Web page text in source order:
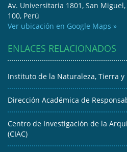
Av. Universitaria 1801, San
100, Perú
Ver ubicación en Google Maps »
ENLACES RELACIONADOS
Instituto de la Naturaleza, Tierra y
Dirección Académica de
Centro de Investigación de la
(CIAC)